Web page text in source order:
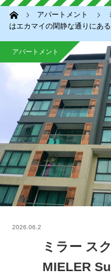
ホーム アパートメント
はエカマイの閑静な通りにあ
アパートメント
2026.06.2
ミラー ス
MIELER